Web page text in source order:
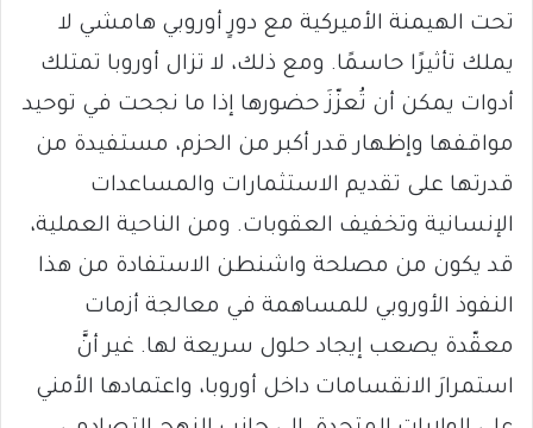
تحت الهيمنة الأميركية مع دورٍ أوروبي هامشي لا
يملك تأثيرًا حاسمًا. ومع ذلك، لا تزال أوروبا تمتلك
أدوات يمكن أن تُعزّزَ حضورها إذا ما نجحت في توحيد
مواقفها وإظهار قدر أكبر من الحزم، مستفيدة من
قدرتها على تقديم الاستثمارات والمساعدات
الإنسانية وتخفيف العقوبات. ومن الناحية العملية،
قد يكون من مصلحة واشنطن الاستفادة من هذا
النفوذ الأوروبي للمساهمة في معالجة أزمات
معقّدة يصعب إيجاد حلول سريعة لها. غير أنَّ
استمرارَ الانقسامات داخل أوروبا، واعتمادها الأمني